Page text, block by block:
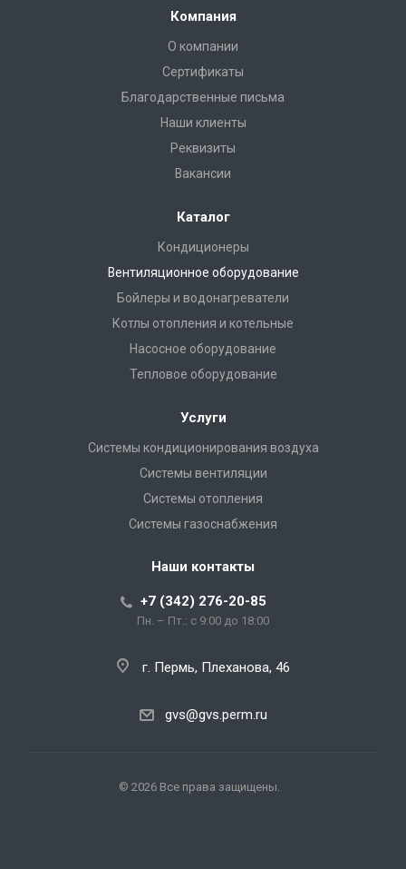
Компания
О компании
Сертификаты
Благодарственные письма
Наши клиенты
Реквизиты
Вакансии
Каталог
Кондиционеры
Вентиляционное оборудование
Бойлеры и водонагреватели
Котлы отопления и котельные
Насосное оборудование
Тепловое оборудование
Услуги
Системы кондиционирования воздуха
Системы вентиляции
Системы отопления
Системы газоснабжения
Наши контакты
+7 (342) 276-20-85
Пн. – Пт.: с 9:00 до 18:00
г. Пермь, Плеханова, 46
gvs@gvs.perm.ru
© 2026 Все права защищены.